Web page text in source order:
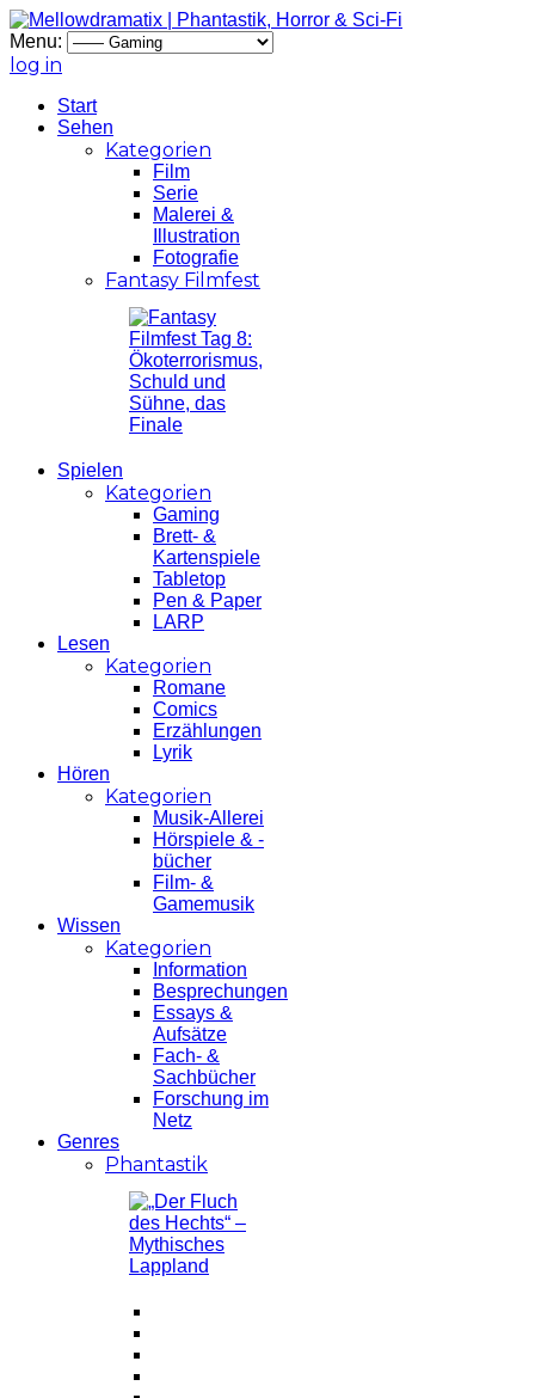
Menu:
log in
Start
Sehen
Kategorien
Film
Serie
Malerei &
Illustration
Fotografie
Fantasy Filmfest
Spielen
Kategorien
Gaming
Brett- &
Kartenspiele
Tabletop
Pen & Paper
LARP
Lesen
Kategorien
Romane
Comics
Erzählungen
Lyrik
Hören
Kategorien
Musik-Allerei
Hörspiele & -
bücher
Film- &
Gamemusik
Wissen
Kategorien
Information
Besprechungen
Essays &
Aufsätze
Fach- &
Sachbücher
Forschung im
Netz
Genres
Phantastik